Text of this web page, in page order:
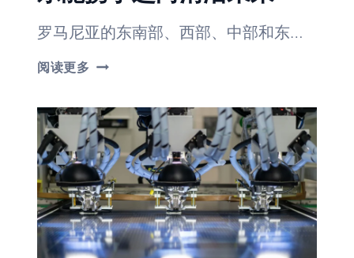
罗马尼亚的东南部、西部、中部和东…
阅读更多 罗
亚
拥
抱
太
阳
能：
与
乐
能
携
手